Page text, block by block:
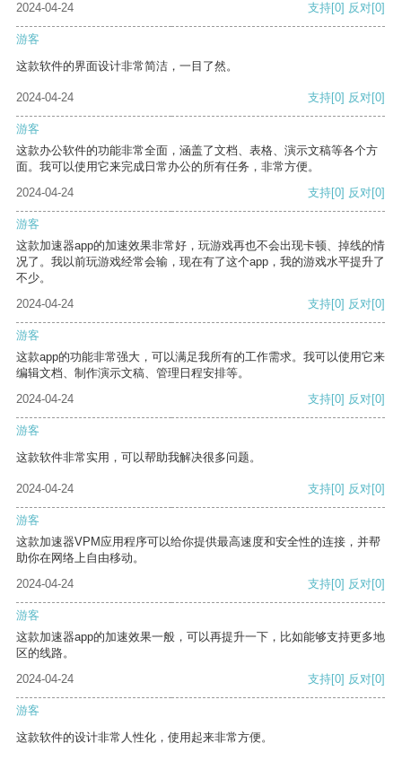
2024-04-24 支持[0] 反对[0]
游客
这款软件的界面设计非常简洁，一目了然。
2024-04-24 支持[0] 反对[0]
游客
这款办公软件的功能非常全面，涵盖了文档、表格、演示文稿等各个方
面。我可以使用它来完成日常办公的所有任务，非常方便。
2024-04-24
支持[0] 反对[0]
游客
这款加速器app的加速效果非常好，玩游戏再也不会出现卡顿、掉线的情
况了。我以前玩游戏经常会输，现在有了这个app，我的游戏水平提升了
不少。
2024-04-24
支持[0] 反对[0]
游客
这款app的功能非常强大，可以满足我所有的工作需求。我可以使用它来
编辑文档、制作演示文稿、管理日程安排等。
2024-04-24
支持[0] 反对[0]
游客
这款软件非常实用，可以帮助我解决很多问题。
2024-04-24 支持[0] 反对[0]
游客
这款加速器VPM应用程序可以给你提供最高速度和安全性的连接，并帮
助你在网络上自由移动。
2024-04-24
支持[0] 反对[0]
游客
这款加速器app的加速效果一般，可以再提升一下，比如能够支持更多地
区的线路。
2024-04-24
支持[0] 反对[0]
游客
这款软件的设计非常人性化，使用起来非常方便。